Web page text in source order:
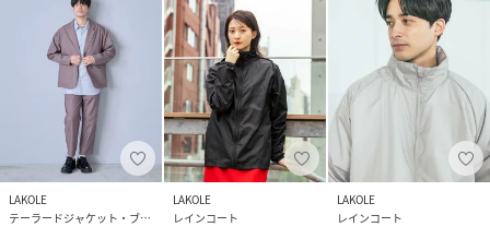
LAKOLE
テーラードジャケット・ブレザー
LAKOLE
レインコート
LAKOLE
レインコート